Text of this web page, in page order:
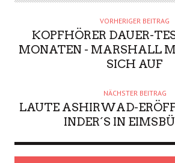
VORHERIGER BEITRAG
KOPFHÖRER DAUER-
MONATEN - MARSHALL
SICH AUF
NÄCHSTER BEITRAG
LAUTE ASHIRWAD-
INDER´S IN